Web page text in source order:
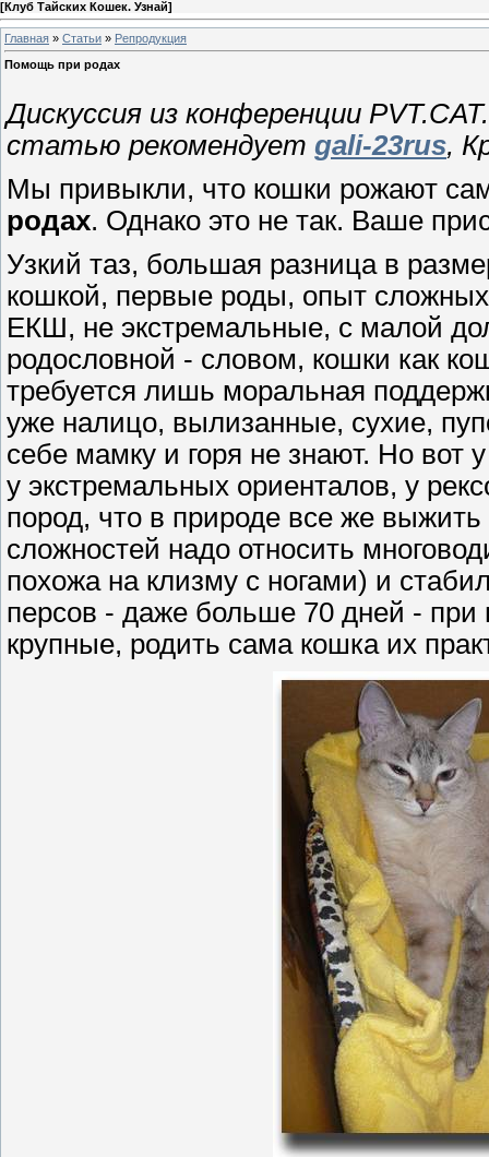
[Клуб Тайских Кошек. Узнай]
Главная » Статьи » Репродукция
Помощь при родах
Дискуссия из конференции
статью рекомендует gali-23rus,
Мы привыкли, что кошки рожают
родах. Однако это не так. Ваше
Узкий таз, большая разница в
кошкой, первые роды, опыт
ЕКШ, не экстремальные, с малой
родословной - словом, кошки как
требуется лишь моральная
уже налицо, вылизанные, сухие,
себе мамку и горя не знают. Hо вот
у экстремальных ориенталов, у
пород, что в природе все же
сложностей надо относить
похожа на клизму с ногами) и
персов - даже больше 70 дней - при
крупные, родить сама кошка их